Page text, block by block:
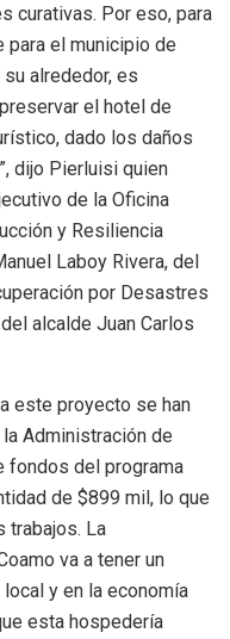
curativas. Por eso, para
para el municipio de
alrededor, es
el hotel de
dado los daños
dijo Pierluisi quien
de la Oficina
y Resiliencia
Laboy Rivera, del
por Desastres
alcalde Juan Carlos
este proyecto se han
Administración de
fondos del programa
de $899 mil, lo que
trabajos. La
va a tener un
y en la economía
esta hospedería